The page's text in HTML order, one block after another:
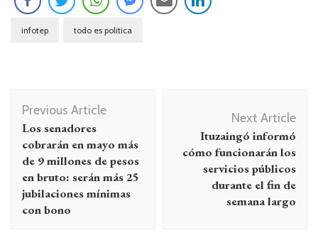
infotep todo es politica
Navegación
de
entradas
Previous Article
Los senadores
cobrarán en mayo más
de 9 millones de pesos
en bruto: serán más 25
jubilaciones mínimas
con bono
Next Article
Ituzaingó informó
cómo funcionarán los
servicios públicos
durante el fin de
semana largo